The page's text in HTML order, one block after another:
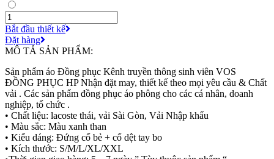
Bắt đầu thiết kế
Đặt hàng
MÔ TẢ SẢN PHẨM:
Sản phẩm áo Đồng phục Kênh truyền thông sinh viên VOS
ĐỒNG PHỤC HP Nhận đặt may, thiết kế theo mọi yêu cầu & Chất
vải . Các sản phẩm đồng phục áo phông cho các cá nhân, doanh
nghiệp, tổ chức .
• Chất liệu: lacoste thái, vải Sài Gòn, Vải Nhập khẩu
• Màu sắc: Màu xanh than
• Kiểu dáng: Đứng cổ bẻ + cổ dệt tay bo
• Kích thước: S/M/L/XL/XXL